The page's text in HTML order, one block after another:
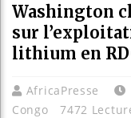
Washington
sur
lithium en
AfricaPresse
Congo
7472